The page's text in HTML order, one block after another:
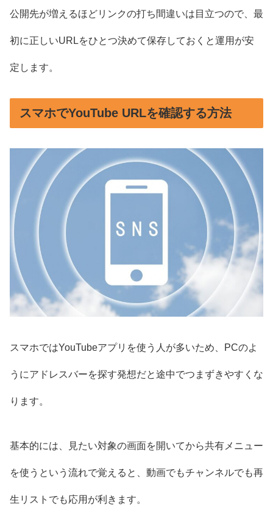
公開先が増えるほどリンクの打ち間違いは目立つので、最
初に正しいURLをひとつ決めて保存しておくと運用が安
定します。
スマホでYouTube URLを確認する方法
スマホではYouTubeアプリを使う人が多いため、PCのよ
うにアドレスバーを探す発想だと途中でつまずきやすくな
ります。
基本的には、見たい対象の画面を開いてから共有メニュー
を使うという流れで覚えると、動画でもチャンネルでも再
生リストでも応用が利きます。